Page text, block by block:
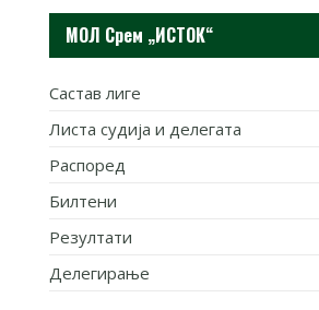
МОЛ Срем „ИСТОК“
Састав лиге
Листа судија и делегата
Распоред
Билтени
Резултати
Делегирање